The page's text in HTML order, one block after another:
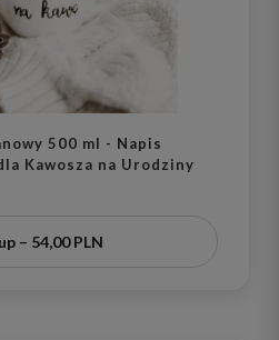
500 ml - Napis
Kawosza na Urodziny
– 54,00 PLN